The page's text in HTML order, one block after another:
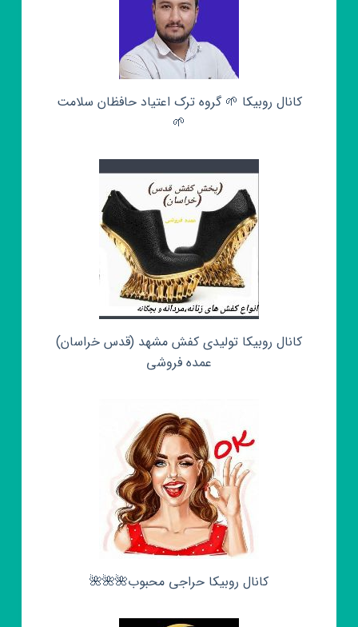
کانال روبیکا 🌱 گروه ترک اعتیاد حافظان سلامت
🌱
کانال روبیکا تولیدی کفش مشهد (قدس خراسان)
عمده فروشی
کانال روبیکا حراجی محبوب🌺🌺🌺